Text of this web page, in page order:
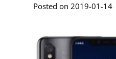
Posted on 2019-01-14